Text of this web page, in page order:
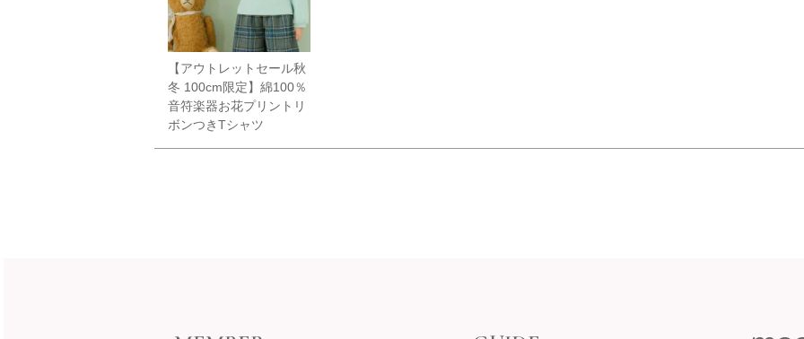
【アウトレットセール秋
冬 100cm限定】綿100％
音符楽器お花プリントリ
ボンつきTシャツ